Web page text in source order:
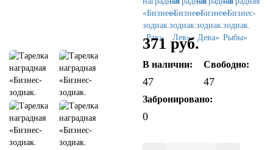
371 руб.
В наличии:
47
Свободно:
47
Забронировано:
0